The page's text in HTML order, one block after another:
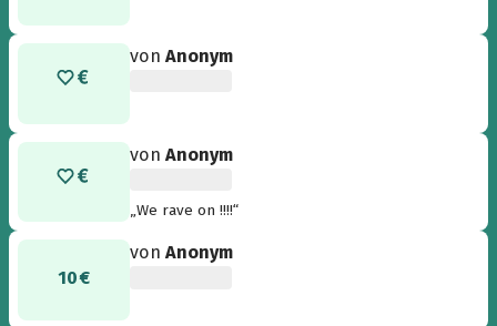
vonAnonym
vonAnonym
„We rave on !!!!“
10 €
vonAnonym